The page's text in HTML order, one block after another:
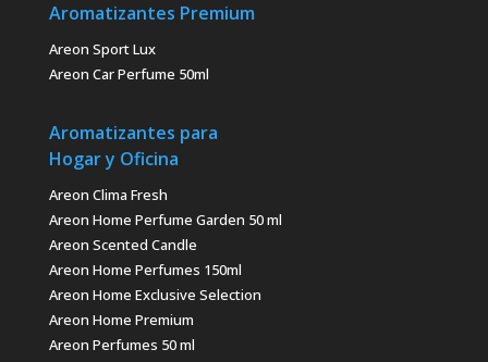
Aromatizantes Premium
Areon Sport Lux
Areon Car Perfume 50ml
Aromatizantes para
Hogar y Oficina
Areon Clima Fresh
Areon Home Perfume Garden 50 ml
Areon Scented Candle
Areon Home Perfumes 150ml
Areon Home Exclusive Selection
Areon Home Premium
Areon Perfumes 50 ml